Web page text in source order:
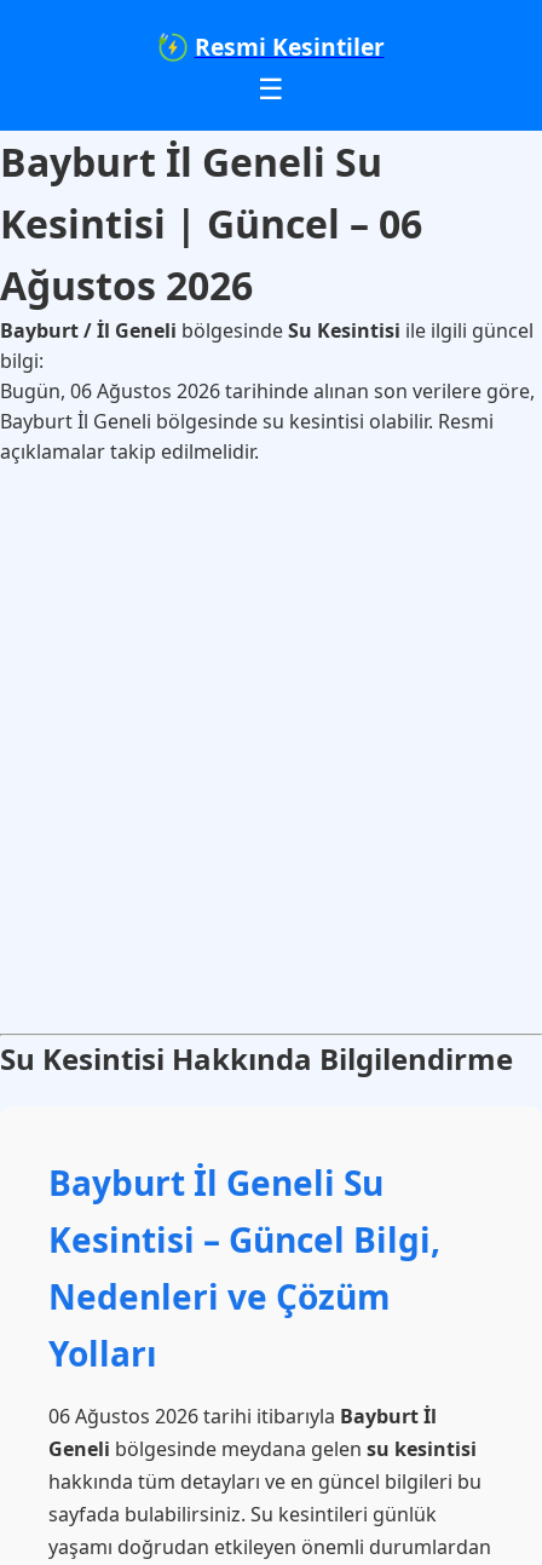
Resmi Kesintiler
☰
Bayburt İl Geneli Su
Kesintisi | Güncel – 06
Ağustos 2026
Bayburt / İl Geneli bölgesindeSu Kesintisi ile ilgili güncel
bilgi:
Bugün, 06 Ağustos 2026 tarihinde alınan son verilere göre,
Bayburt İl Geneli bölgesinde su kesintisi olabilir. Resmi
açıklamalar takip edilmelidir.
Su Kesintisi Hakkında Bilgilendirme
Bayburt İl Geneli Su
Kesintisi – Güncel Bilgi,
Nedenleri ve Çözüm
Yolları
06 Ağustos 2026 tarihi itibarıyla Bayburt İl
Geneli bölgesinde meydana gelen su kesintisi
hakkında tüm detayları ve en güncel bilgileri bu
sayfada bulabilirsiniz. Su kesintileri günlük
yaşamı doğrudan etkileyen önemli durumlardan